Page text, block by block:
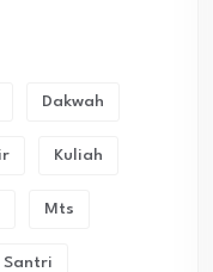
Dakwah
Kuliah
Mts
Santri